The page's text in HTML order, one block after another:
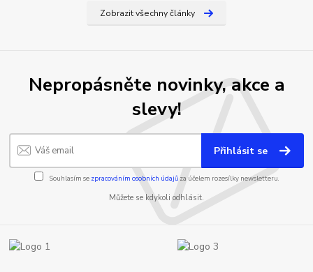
Zobrazit všechny články
Nepropásněte novinky, akce a
slevy!
Přihlásit se
Souhlasím se zpracováním osobních údajůza účelem rozesílky newsletteru.
Můžete se kdykoli odhlásit.